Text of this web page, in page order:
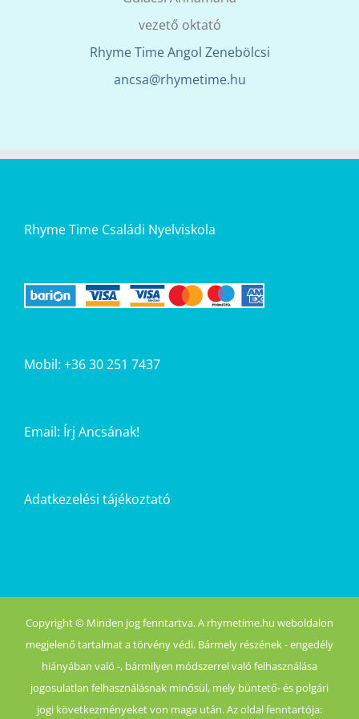
vezető oktató
Rhyme Time Angol Zenebölcsi
ancsa@rhymetime.hu
Rhyme Time Családi Nyelviskola
Mobil: +36 30 251 7437
Email: Írj Ancsának!
Adatkezelési tájékoztató
Copyright © Minden jog fenntartva. A rhymetime.hu weboldalon
megjelenő tartalmat a törvény védi. Bármely részének - engedély
hiányában való -, bármilyen módszerrel való felhasználása
jogosulatlan felhasználásnak minősül, mely büntető- és polgári
jogi következményeket von maga után. Az oldal fenntartója: